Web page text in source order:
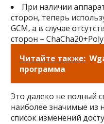
При наличии
сторон, теперь
GCM, а в случае
сторон –
Читайте также:
программа
Это далеко не полный
наиболее значимые из
список изменений